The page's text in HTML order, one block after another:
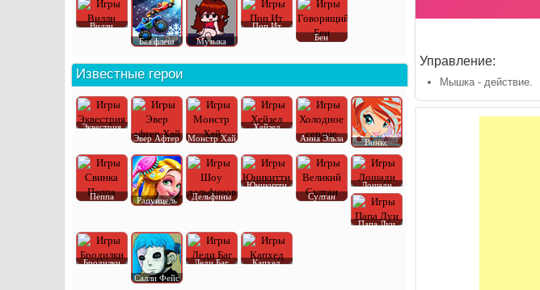
Управление:
Мышка - действие.
Вилли
Без флеш
Музыка
Поп Ит
Бен
Известные герои
Эквестрия
Эвер Афтер
Монстр Хай
Хейзел
Анна Эльза
Винкс
Пеппа Рапунцель Дельфины
Юникитти
Султан
Лошади
Папа Луи
Бродилки
Салли Фейс
Леди Баг Капхед